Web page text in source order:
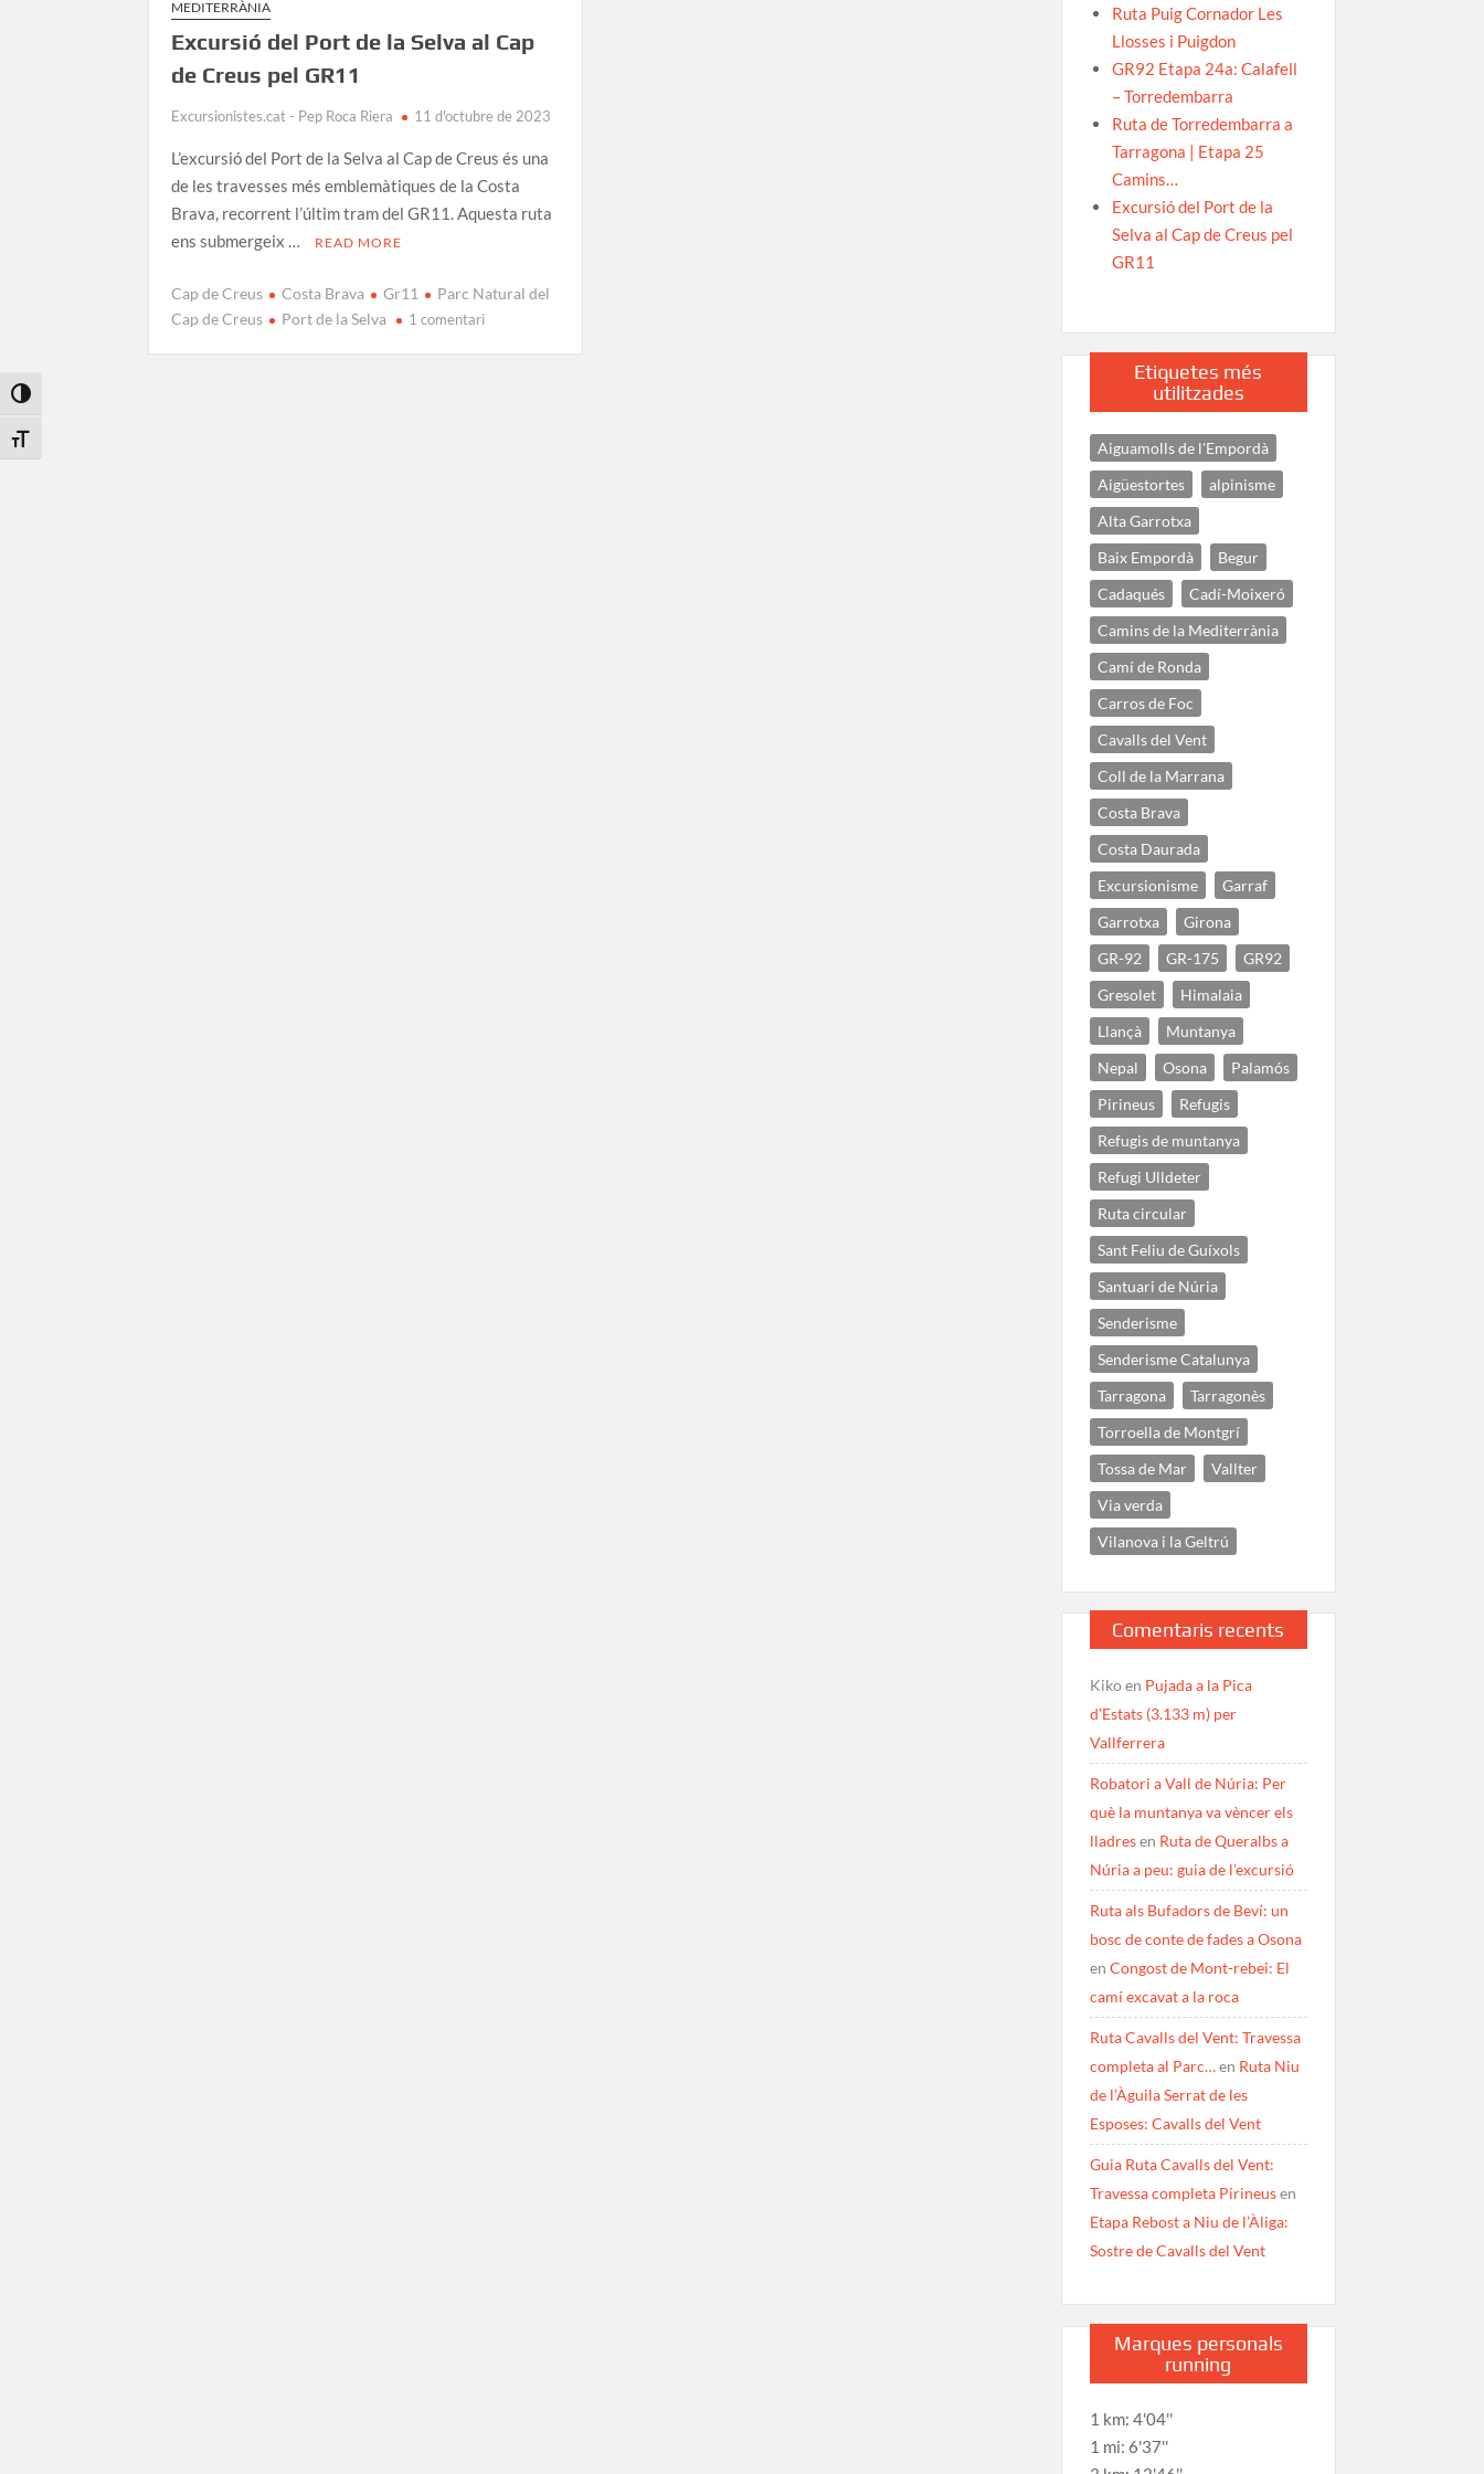
Toggle High Contrast
Toggle Font size
MEDITERRÀNIA
Excursió del Port de la Selva al Cap
de Creus pel GR11
Excursionistes.cat - Pep Roca Riera 11 d'octubre de 2023
L’excursió del Port de la Selva al Cap de Creus és una
de les travesses més emblemàtiques de la Costa
Brava, recorrent l’últim tram del GR11. Aquesta ruta
ens submergeix …
READ MORE
Cap de Creus Costa Brava Gr11
Parc Natural del
Cap de Creus
Port de la Selva 1 comentaria
Ruta Puig Cornador Les
Llosses i Puigdon
GR92 Etapa 24a: Calafell
– Torredembarra
Ruta de Torredembarra a
Tarragona | Etapa 25
Camins…
Excursió del Port de la
Selva al Cap de Creus pel
GR11
Etiquetes més
utilitzades
Aiguamolls de l'Empordà
Aigüestortes
alpinisme
Alta Garrotxa
Baix Empordà
Begur
Cadaqués
Cadí-Moixeró
Camins de la Mediterrània
Camí de Ronda
Carros de Foc
Cavalls del Vent
Coll de la Marrana
Costa Brava
Costa Daurada
Excursionisme
Garraf
Garrotxa
Girona
GR-92
GR-175
GR92
Gresolet
Himalaia
Llançà
Muntanya
Nepal
Osona
Palamós
Pirineus
Refugis
Refugis de muntanya
Refugi Ulldeter
Ruta circular
Sant Feliu de Guíxols
Santuari de Núria
Senderisme
Senderisme Catalunya
Tarragona
Tarragonès
Torroella de Montgrí
Tossa de Mar
Vallter
Via verda
Vilanova i la Geltrú
Comentaris recents
Kikoen Pujada a la Pica
d’Estats (3.133 m) per
Vallferrera
Robatori a Vall de Núria: Per
què la muntanya va vèncer els
lladresen Ruta de Queralbs a
Núria a peu: guia de l’excursió
Ruta als Bufadors de Beví: un
bosc de conte de fades a Osona
en Congost de Mont-rebei: El
camí excavat a la roca
Ruta Cavalls del Vent: Travessa
completa al Parc…en Ruta Niu
de l’Àguila Serrat de les
Esposes: Cavalls del Vent
Guia Ruta Cavalls del Vent:
Travessa completa Pirineusen
Etapa Rebost a Niu de l’Àliga:
Sostre de Cavalls del Vent
Marques personals
running
1 km: 4'04''
1 mi: 6'37''